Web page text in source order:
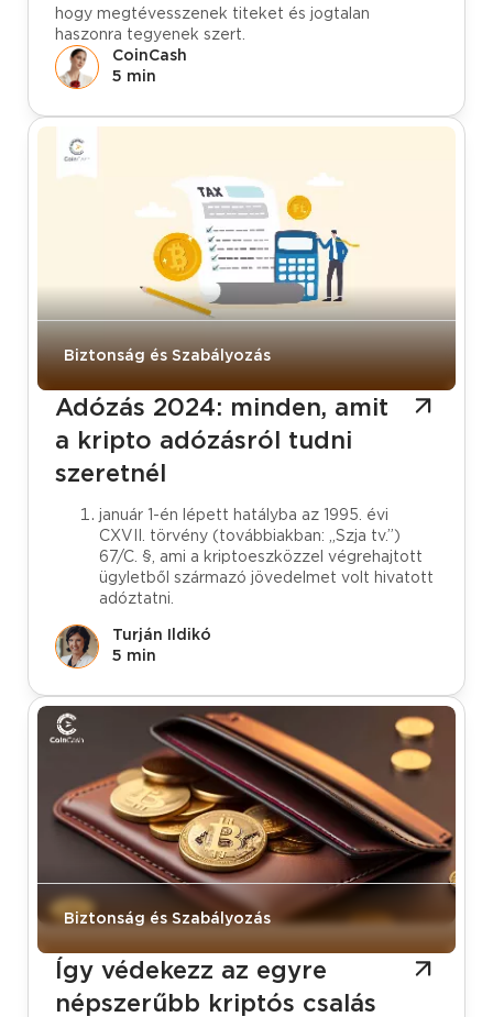
hogy megtévesszenek titeket és jogtalan
haszonra tegyenek szert.
CoinCash
5 min
Biztonság és Szabályozás
Adózás 2024: minden, amit
a kripto adózásról tudni
szeretnél
január 1-én lépett hatályba az 1995. évi
CXVII. törvény (továbbiakban: „Szja tv.”)
67/C. §, ami a kriptoeszközzel végrehajtott
ügyletből származó jövedelmet volt hivatott
adóztatni.
Turján Ildikó
5 min
Biztonság és Szabályozás
Így védekezz az egyre
népszerűbb kriptós csalás